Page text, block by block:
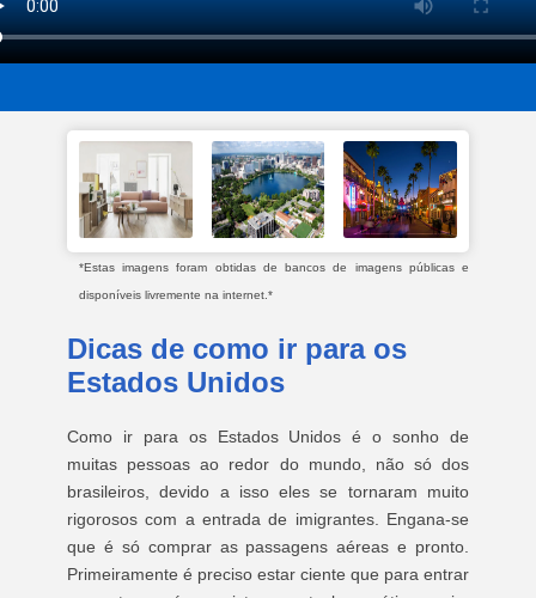
*Estas imagens foram obtidas de bancos de imagens públicas e
disponíveis livremente na internet.*
Dicas de como ir para os
Estados Unidos
Como ir para os Estados Unidos é o sonho de
muitas pessoas ao redor do mundo, não só dos
brasileiros, devido a isso eles se tornaram muito
rigorosos com a entrada de imigrantes. Engana-se
que é só comprar as passagens aéreas e pronto.
Primeiramente é preciso estar ciente que para entrar